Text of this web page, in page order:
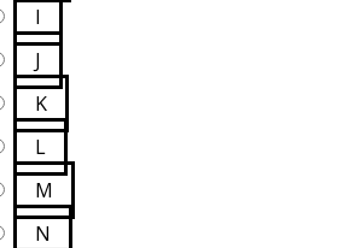
I
J
K
L
M
N